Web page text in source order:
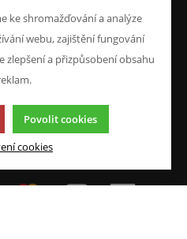
NAPIŠTE NÁM
Chcete nám něco sdělit o
našich produktech nebo e-
shopu? Neváhejte napsat.
Chci napsat zprávu
ke shromažďování a analýze
webu, zajištění fungování
zlepšení a přizpůsobení obsahu
Povolit cookies
cookies